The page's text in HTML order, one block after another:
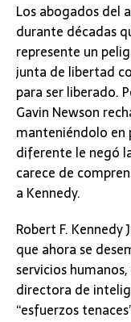
Los abogados del
durante décadas
represente un
junta de libertad
para ser liberado.
Gavin Newson
manteniéndolo en
diferente le negó
carece de
a Kennedy.
Robert F. Kennedy
que ahora se
servicios
directora de
“esfuerzos